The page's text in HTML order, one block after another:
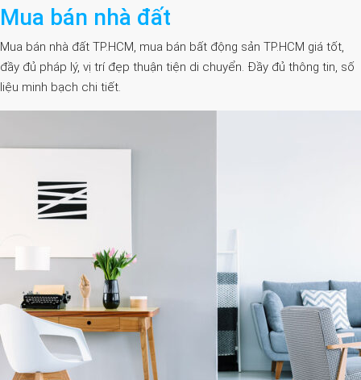
Mua bán nhà đất
Mua bán nhà đất TP.HCM, mua bán bất động sản TP.HCM giá tốt,
đầy đủ pháp lý, vị trí đẹp thuận tiện di chuyển. Đầy đủ thông tin, số
liệu minh bạch chi tiết.